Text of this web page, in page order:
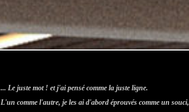
... Le juste mot ! et j'ai pensé comme la juste ligne.
L'un comme l'autre, je les ai d'abord éprouvés comme un souci,